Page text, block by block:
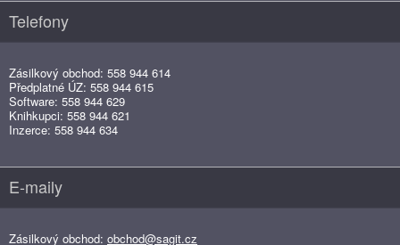
Telefony
Zásilkový obchod: 558 944 614
Předplatné ÚZ: 558 944 615
Software: 558 944 629
Knihkupci: 558 944 621
Inzerce: 558 944 634
E-maily
Zásilkový obchod: obchod@sagit.cz